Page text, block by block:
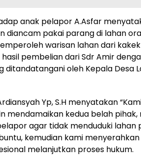
anak pelapor A.Asfar
diancam pakai parang di lahan
warisan lahan dari
pembelian dari Sdr Amir
ditandatangani oleh Kepala Desa
Yp, S.H menyatakan
mendamaikan kedua belah
agar tidak menduduki lahan
kemudian kami
melanjutkan proses hukum.